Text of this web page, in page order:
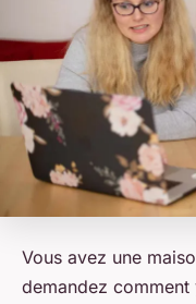
Vous avez une
demandez